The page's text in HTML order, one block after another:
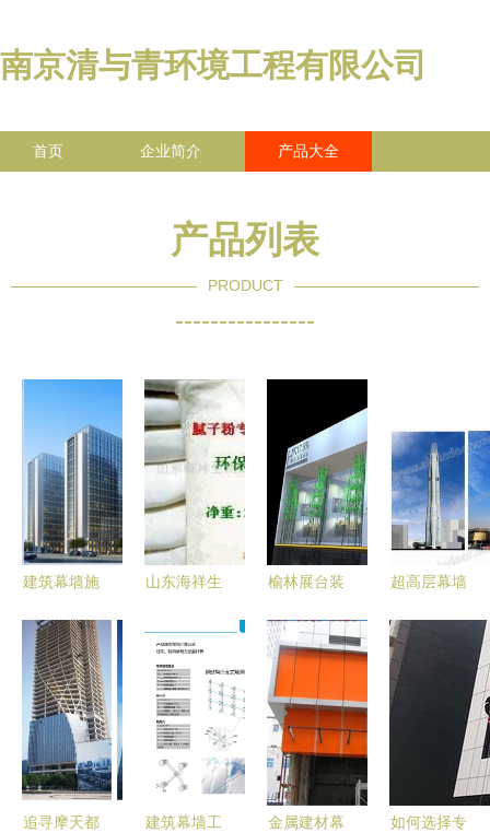
南京清与青环境工程有限公司
首页 企业简介 产品大全
产品列表
PRODUCT
----------------
建筑幕墙施
把材料加
工、制作质
量关
山东海祥生
胶产品列表
及应用指南
榆林展台装
高效交付幕
墙工程 施
工与管理要
点全解析
超高层幕墙
析 赵西安
2017版实
追寻摩天都
建筑幕墙工
金属建材幕
如何选择专